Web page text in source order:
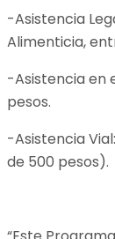
-Asistencia
Alimenticia,
-Asistencia en
pesos.
-Asistencia
de 500 pesos).